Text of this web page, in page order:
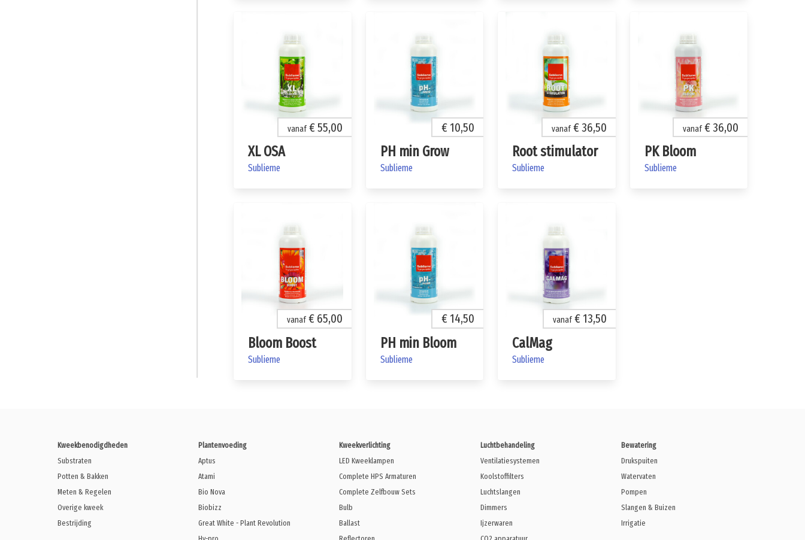
vanaf€ 55,00
XL OSA
Sublieme
€ 10,50
PH min Grow
Sublieme
vanaf€ 36,50
Root stimulator
Sublieme
vanaf€ 36,00
PK Bloom
Sublieme
vanaf€ 65,00
Bloom Boost
Sublieme
€ 14,50
PH min Bloom
Sublieme
vanaf€ 13,50
CalMag
Sublieme
Kweekbenodigdheden
Substraten
Potten & Bakken
Meten & Regelen
Overige kweek
Bestrijding
Plantenvoeding
Aptus
Atami
Bio Nova
Biobizz
Great White - Plant Revolution
Kweekverlichting
LED Kweeklampen
Complete HPS Armaturen
Complete Zelfbouw Sets
Bulb
Ballast
Luchtbehandeling
Ventilatiesystemen
Koolstoffilters
Luchtslangen
Dimmers
Ijzerwaren
Bewatering
Drukspuiten
Watervaten
Pompen
Slangen & Buizen
Irrigatie